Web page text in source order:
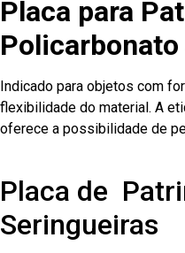
Placa para
Indicado para objetos com
flexibilidade do material. A
oferece a possibilidade de
Placa de
Seringueiras